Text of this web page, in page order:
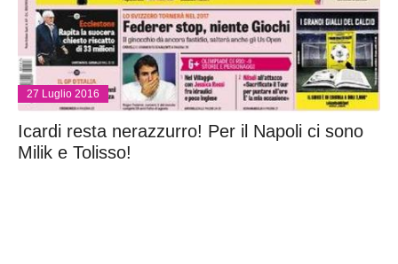
27 Luglio 2016
Icardi resta nerazzurro! Per il Napoli ci sono
Milik e Tolisso!